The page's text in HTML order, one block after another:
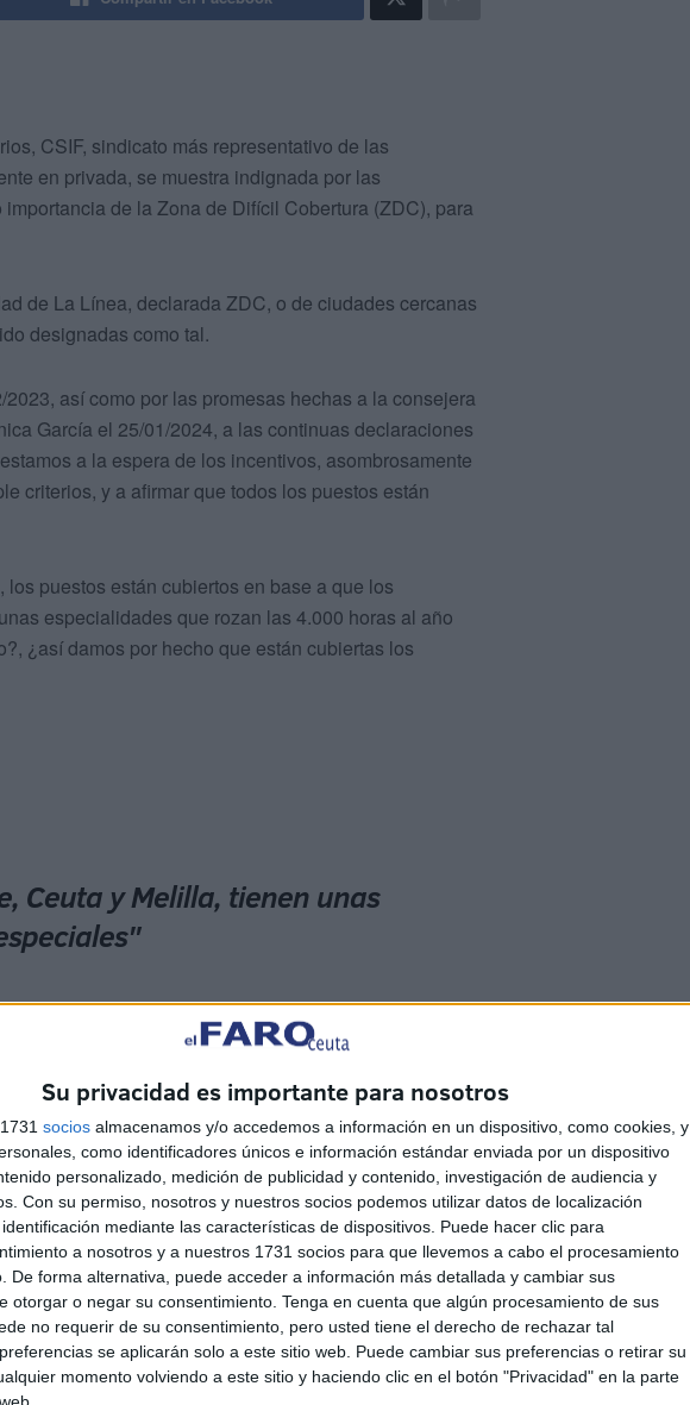
Su privacidad es importante para nosotros
socios almacenamos y/o accedemos a información en un dispositivo, como cookies, y
como identificadores únicos e información estándar enviada por un dispositivo
personalizado, medición de publicidad y contenido, investigación de audiencia y
Con su permiso, nosotros y nuestros socios podemos utilizar datos de localización
mediante las características de dispositivos. Puede hacer clic para
a nosotros y a nuestros 1731 socios para que llevemos a cabo el procesamiento
De forma alternativa, puede acceder a información más detallada y cambiar sus
otorgar o negar su consentimiento. Tenga en cuenta que algún procesamiento de sus
no requerir de su consentimiento, pero usted tiene el derecho de rechazar tal
se aplicarán solo a este sitio web. Puede cambiar sus preferencias o retirar su
momento volviendo a este sitio y haciendo clic en el botón "Privacidad" en la parte
CSIF, sindicato más representativo de las
en privada, se muestra indignada por las
de la Zona de Difícil Cobertura (ZDC), para
de La Línea, declarada ZDC, o de ciudades cercanas
designadas como tal.
así como por las promesas hechas a la consejera
García el 25/01/2024, a las continuas declaraciones
a la espera de los incentivos, asombrosamente
criterios, y a afirmar que todos los puestos están
puestos están cubiertos en base a que los
especialidades que rozan las 4.000 horas al año
¿así damos por hecho que están cubiertas los
Ceuta y Melilla, tienen unas
cobertura en Atención Primaria, obvian que la
mínimo 3 de ellos, Ceuta y Melilla superan con
tratadas en mesas de trabajo, como el
riesgo de frontera… A lo mejor tenemos que elevar y
Salud: al describir las Zonas Potenciales de conflicto,
frontera con otro país, migración constante con
economía existente…. Ubicación
unas cualidades y condiciones especiales.